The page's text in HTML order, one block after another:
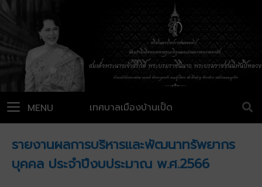
เทศบาลเมืองบ้านเป็ด
MENU
รายงานผลการบริหารและพัฒนาทรัพยากร
บุคคล ประจำปีงบประมาณ พ.ศ.2566